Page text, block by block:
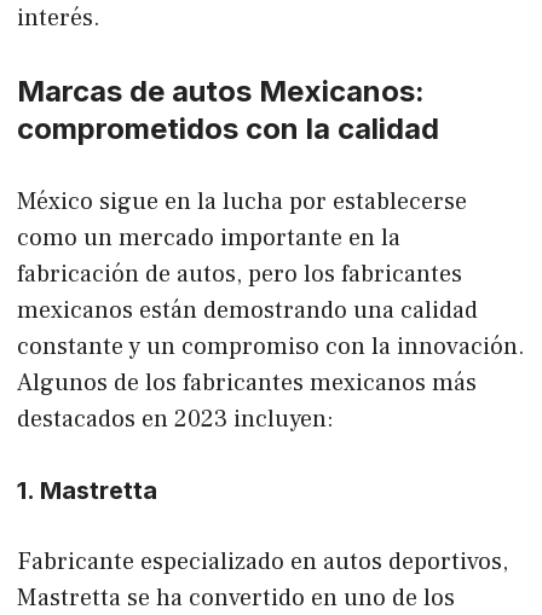
interés.
Marcas de autos Mexicanos:
comprometidos con la calidad
México sigue en la lucha por establecerse
como un mercado importante en la
fabricación de autos, pero los fabricantes
mexicanos están demostrando una calidad
constante y un compromiso con la innovación.
Algunos de los fabricantes mexicanos más
destacados en 2023 incluyen:
1. Mastretta
Fabricante especializado en autos deportivos,
Mastretta se ha convertido en uno de los